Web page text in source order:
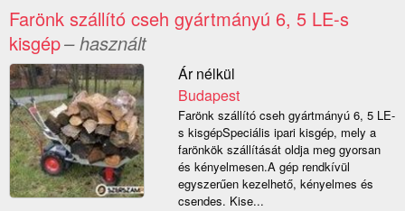
Farönk szállító cseh gyártmányú 6, 5 LE-s
kisgép– használt
Ár nélkül
Budapest
Farönk szállító cseh gyártmányú 6, 5 LE-
s kisgépSpeciális ipari kisgép, mely a
farönkök szállítását oldja meg gyorsan
és kényelmesen.A gép rendkívül
egyszerűen kezelhető, kényelmes és
csendes. Kise...